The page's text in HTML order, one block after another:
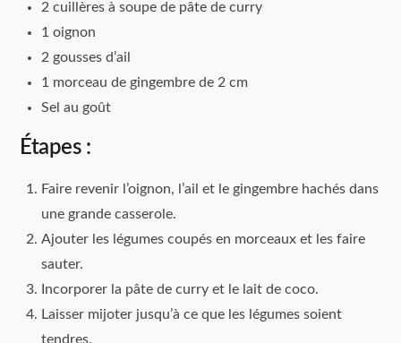
2 cuillères à soupe de pâte de curry
1 oignon
2 gousses d’ail
1 morceau de gingembre de 2 cm
Sel au goût
Étapes :
Faire revenir l’oignon, l’ail et le gingembre hachés dans
une grande casserole.
Ajouter les légumes coupés en morceaux et les faire
sauter.
Incorporer la pâte de curry et le lait de coco.
Laisser mijoter jusqu’à ce que les légumes soient
tendres.